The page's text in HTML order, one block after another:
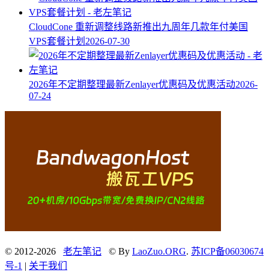
CloudCone 重新调整线路新推出九周年几款年付美国
VPS套餐计划 2026-07-30
2026年不定期整理最新Zenlayer优惠码及优惠活动2026-
07-24
© 2012-2026 老左笔记 © By LaoZuo.ORG. 苏ICP备06030674
号-1 | 关于我们